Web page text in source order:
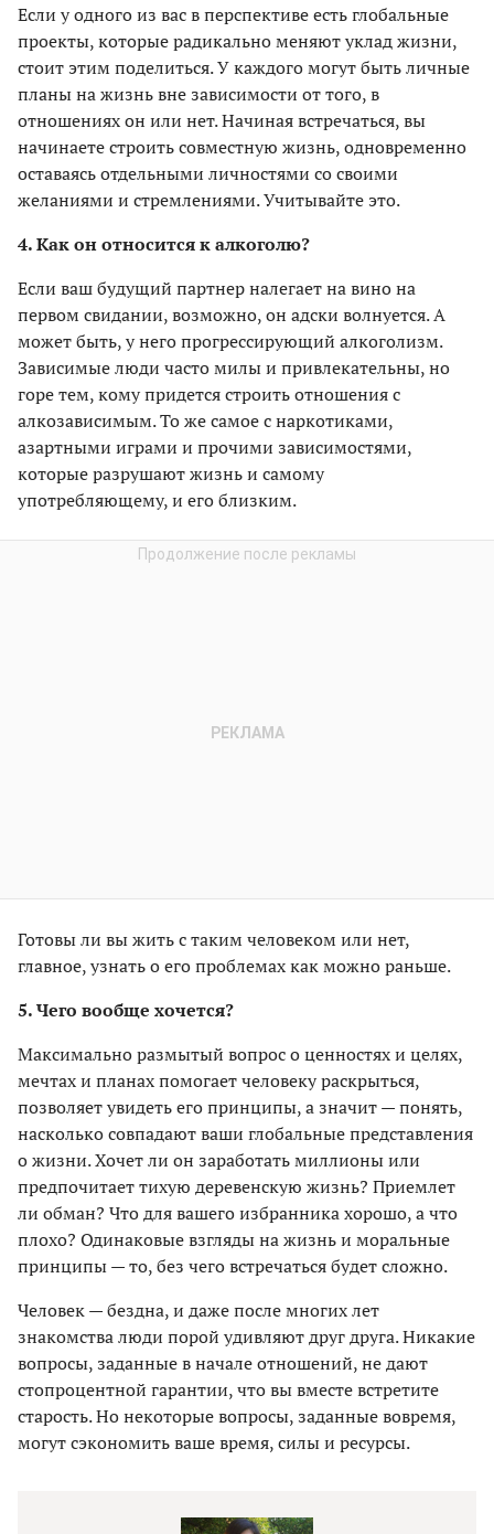
Если у одного из вас в перспективе есть глобальные
проекты, которые радикально меняют уклад жизни,
стоит этим поделиться. У каждого могут быть личные
планы на жизнь вне зависимости от того, в
отношениях он или нет. Начиная встречаться, вы
начинаете строить совместную жизнь, одновременно
оставаясь отдельными личностями со своими
желаниями и стремлениями. Учитывайте это.
4. Как он относится к алкоголю?
Если ваш будущий партнер налегает на вино на
первом свидании, возможно, он адски волнуется. А
может быть, у него прогрессирующий алкоголизм.
Зависимые люди часто милы и привлекательны, но
горе тем, кому придется строить отношения с
алкозависимым. То же самое с наркотиками,
азартными играми и прочими зависимостями,
которые разрушают жизнь и самому
употребляющему, и его близким.
Готовы ли вы жить с таким человеком или нет,
главное, узнать о его проблемах как можно раньше.
5. Чего вообще хочется?
Максимально размытый вопрос о ценностях и целях,
мечтах и планах помогает человеку раскрыться,
позволяет увидеть его принципы, а значит — понять,
насколько совпадают ваши глобальные представления
о жизни. Хочет ли он заработать миллионы или
предпочитает тихую деревенскую жизнь? Приемлет
ли обман? Что для вашего избранника хорошо, а что
плохо? Одинаковые взгляды на жизнь и моральные
принципы — то, без чего встречаться будет сложно.
Человек — бездна, и даже после многих лет
знакомства люди порой удивляют друг друга. Никакие
вопросы, заданные в начале отношений, не дают
стопроцентной гарантии, что вы вместе встретите
старость. Но некоторые вопросы, заданные вовремя,
могут сэкономить ваше время, силы и ресурсы.